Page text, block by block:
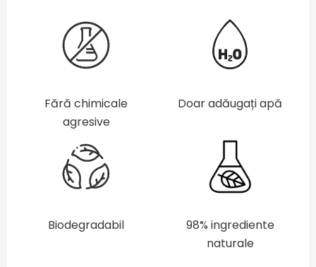
Fără chimicale
agresive
Doar adăugați apă
Biodegradabil
98% ingrediente
naturale